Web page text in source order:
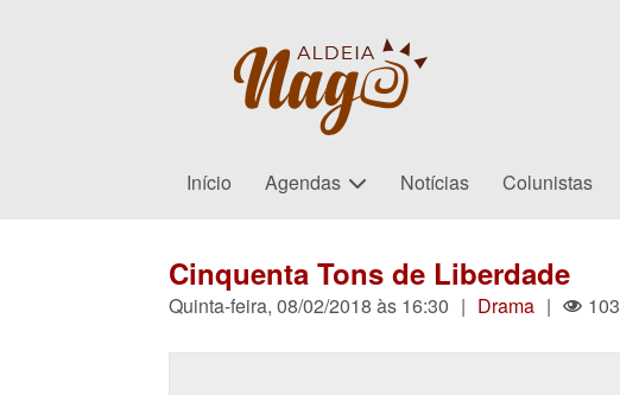
Início Agendas Notícias Colunistas
Cinquenta Tons de Liberdade
Quinta-feira, 08/02/2018 às 16:30 | Drama | 103